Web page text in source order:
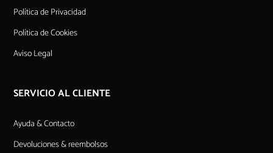
Política de Privacidad
Política de Cookies
Aviso Legal
SERVICIO AL CLIENTE
Ayuda & Contacto
Devoluciones & reembolsos